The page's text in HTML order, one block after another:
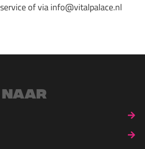
of via info@vitalpalace.nl
naar